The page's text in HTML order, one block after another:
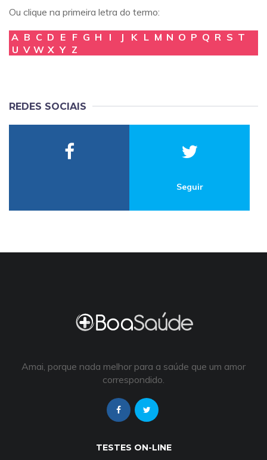
Ou clique na primeira letra do termo:
A B C D E F G H I J K L M N O P Q R S T
U V W X Y Z
REDES SOCIAIS
Seguir
Amai, porque nada melhor para a saúde que um amor
correspondido.
TESTES ON-LINE